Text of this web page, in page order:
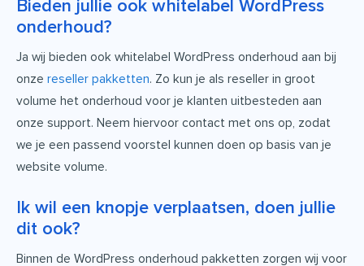
Bieden jullie ook whitelabel WordPress
onderhoud?
Ja wij bieden ook whitelabel WordPress onderhoud aan bij
onze reseller pakketten. Zo kun je als reseller in groot
volume het onderhoud voor je klanten uitbesteden aan
onze support. Neem hiervoor contact met ons op, zodat
we je een passend voorstel kunnen doen op basis van je
website volume.
Ik wil een knopje verplaatsen, doen jullie
dit ook?
Binnen de WordPress onderhoud pakketten zorgen wij voor